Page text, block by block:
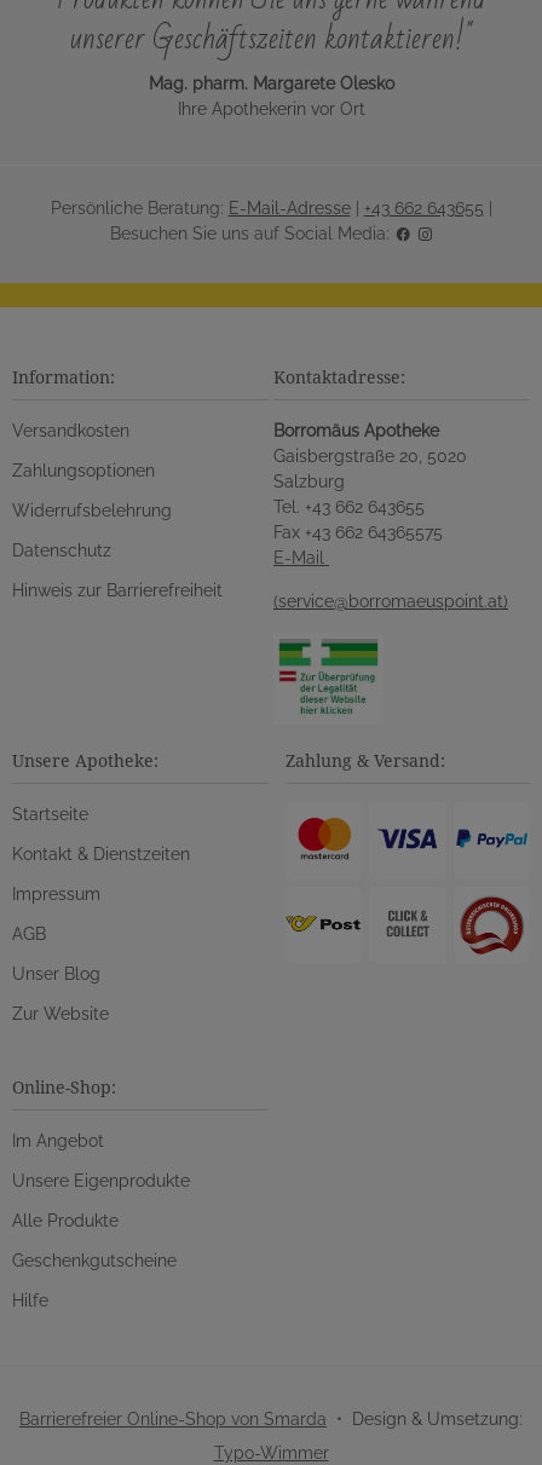
unserer Geschäftszeiten kontaktieren!"
Mag. pharm. Margarete Olesko
Ihre Apothekerin vor Ort
Persönliche Beratung: E-Mail-Adresse| +43 662 643655
Besuchen Sie uns auf Social Media:
Information:
Versandkosten
Zahlungsoptionen
Widerrufsbelehrung
Datenschutz
Hinweis zur Barrierefreiheit
Kontaktadresse:
Borromäus Apotheke
Gaisbergstraße 20, 5020
Salzburg
Tel. +43 662 643655
Fax +43 662 64365575
E-Mail
(service@borromaeuspoint.at)
Unsere Apotheke:
Startseite
Kontakt & Dienstzeiten
Impressum
AGB
Unser Blog
Zur Website
Zahlung & Versand:
Online-Shop:
Im Angebot
Unsere Eigenprodukte
Alle Produkte
Geschenkgutscheine
Hilfe
Barrierefreier Online-Shop von Smarda • Design & Umsetzung:
Typo-Wimmer